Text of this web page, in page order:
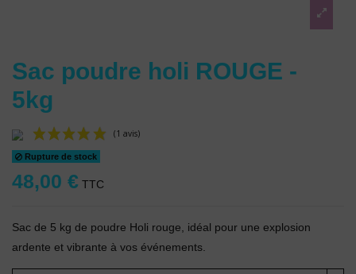
Sac poudre holi ROUGE -
5kg
Rupture de stock
48,00 € TTC
Sac de 5 kg de poudre Holi rouge, idéal pour une explosion
ardente et vibrante à vos événements.